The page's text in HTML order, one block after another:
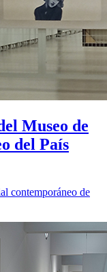
Museo de
del País
contemporáneo de